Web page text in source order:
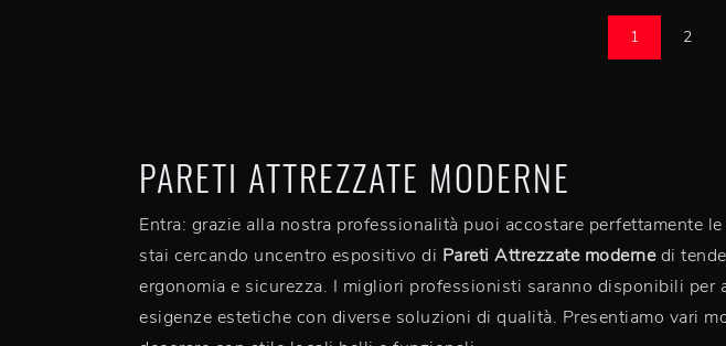
1 2
PARETI ATTREZZATE MODERNE
Entra: grazie alla nostra professionalità puoi accostare perfettamente
stai cercando uncentro espositivo di Pareti Attrezzate modernedi
ergonomia e sicurezza. I migliori professionisti saranno disponibili
esigenze estetiche con diverse soluzioni di qualità. Presentiamo vari